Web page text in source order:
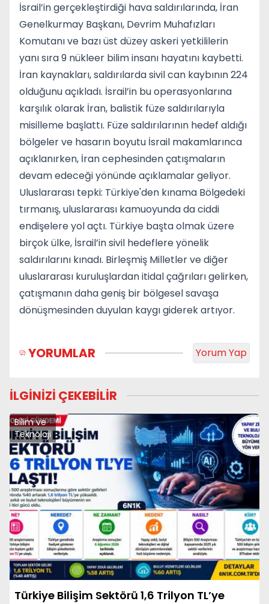
İsrail’in gerçekleştirdiği hava saldırılarında, İran
Genelkurmay Başkanı, Devrim Muhafızları
Komutanı ve bazı üst düzey askeri yetkililerin
yanı sıra 9 nükleer bilim insanı hayatını kaybetti.
İran kaynakları, saldırılarda sivil can kaybının 224
olduğunu açıkladı. İsrail’in bu operasyonlarına
karşılık olarak İran, balistik füze saldırılarıyla
misilleme başlattı. Füze saldırılarının hedef aldığı
bölgeler ve hasarın boyutu İsrail makamlarınca
açıklanırken, İran cephesinden çatışmaların
devam edeceği yönünde açıklamalar geliyor.
Uluslararası tepki: Türkiye'den kınama Bölgedeki
tırmanış, uluslararası kamuoyunda da ciddi
endişelere yol açtı. Türkiye başta olmak üzere
birçok ülke, İsrail’in sivil hedeflere yönelik
saldırılarını kınadı. Birleşmiş Milletler ve diğer
uluslararası kuruluşlardan itidal çağrıları gelirken,
çatışmanın daha geniş bir bölgesel savaşa
dönüşmesinden duyulan kaygı giderek artıyor.
YORUMLAR Yorum Yap
İLGİNİZİ ÇEKEBİLİR
Bilim ve
Teknoloji
Türkiye Bilişim Sektörü 1,6 Trilyon TL’ye